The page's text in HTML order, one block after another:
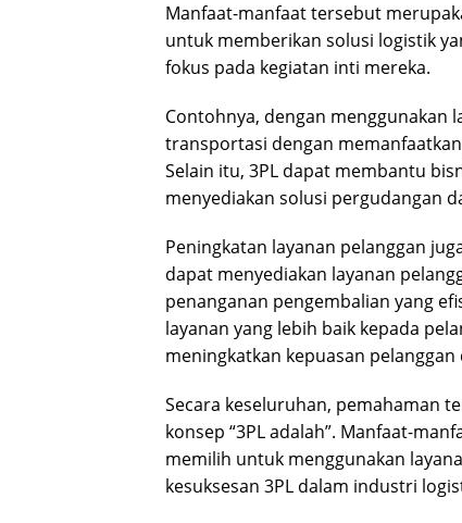
Manfaat-manfaat tersebut
untuk memberikan solusi logistik
fokus pada kegiatan inti mereka.
Contohnya, dengan menggunakan
transportasi dengan
Selain itu, 3PL dapat membantu
menyediakan solusi pergudangan
Peningkatan layanan pelanggan
dapat menyediakan layanan
penanganan pengembalian yang
layanan yang lebih baik kepada
meningkatkan kepuasan pelanggan
Secara keseluruhan, pemahaman
konsep “3PL adalah”. Manfaat-
memilih untuk menggunakan
kesuksesan 3PL dalam industri